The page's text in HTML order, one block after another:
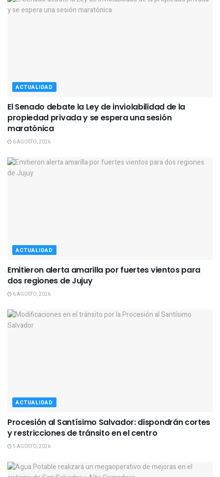
ACTUALIDAD
El Senado debate la Ley de inviolabilidad de la
propiedad privada y se espera una sesión
maratónica
6 AGOSTO, 2026
ACTUALIDAD
Emitieron alerta amarilla por fuertes vientos para
dos regiones de Jujuy
6 AGOSTO, 2026
ACTUALIDAD
Procesión al Santísimo Salvador: dispondrán cortes
y restricciones de tránsito en el centro
5 AGOSTO, 2026